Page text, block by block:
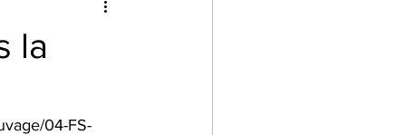
ruches
la
04-FS-